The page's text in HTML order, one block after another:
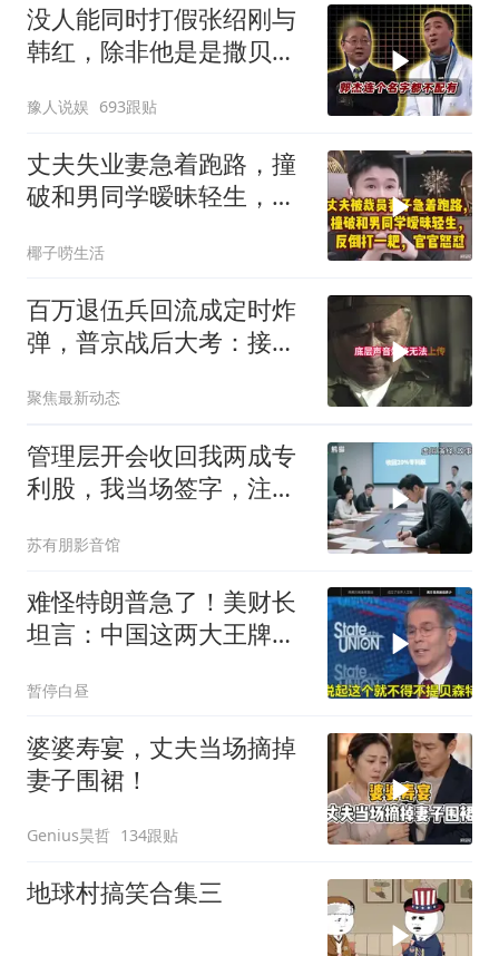
没人能同时打假张绍刚与
韩红，除非他是是撒贝
豫人说娱 693跟贴
丈夫失业妻急着跑路，撞
破和男同学暧昧轻生，反
椰子唠生活
百万退伍兵回流成定时炸
弹，普京战后大考：接不
聚焦最新动态
管理层开会收回我两成专
利股，我当场签字，注销
苏有朋影音馆
难怪特朗普急了！美财长
坦言：中国这两大王牌，
暂停白昼
婆婆寿宴，丈夫当场摘掉
妻子围裙！
Genius昊哲 134跟贴
地球村搞笑合集三